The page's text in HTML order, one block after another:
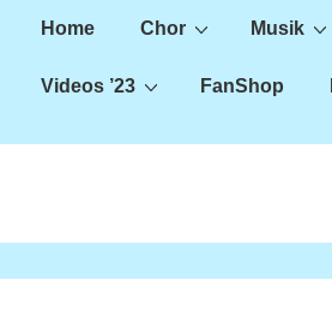
Main
Home Chor Musik
Videos ’23 FanShop